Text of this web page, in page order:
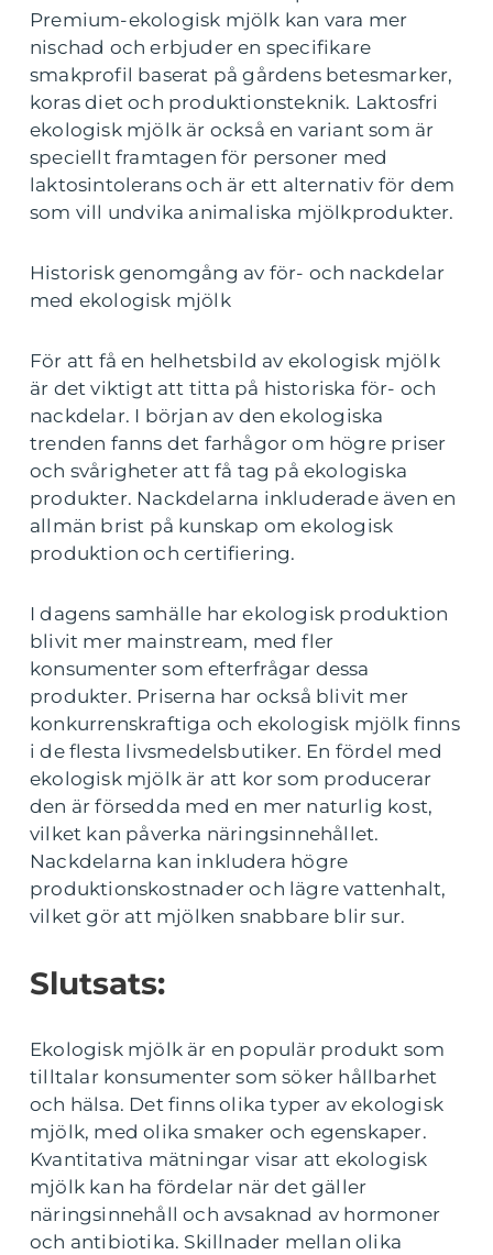
Premium-ekologisk mjölk kan vara mer
nischad och erbjuder en specifikare
smakprofil baserat på gårdens betesmarker,
koras diet och produktionsteknik. Laktosfri
ekologisk mjölk är också en variant som är
speciellt framtagen för personer med
laktosintolerans och är ett alternativ för dem
som vill undvika animaliska mjölkprodukter.
Historisk genomgång av för- och nackdelar
med ekologisk mjölk
För att få en helhetsbild av ekologisk mjölk
är det viktigt att titta på historiska för- och
nackdelar. I början av den ekologiska
trenden fanns det farhågor om högre priser
och svårigheter att få tag på ekologiska
produkter. Nackdelarna inkluderade även en
allmän brist på kunskap om ekologisk
produktion och certifiering.
I dagens samhälle har ekologisk produktion
blivit mer mainstream, med fler
konsumenter som efterfrågar dessa
produkter. Priserna har också blivit mer
konkurrenskraftiga och ekologisk mjölk finns
i de flesta livsmedelsbutiker. En fördel med
ekologisk mjölk är att kor som producerar
den är försedda med en mer naturlig kost,
vilket kan påverka näringsinnehållet.
Nackdelarna kan inkludera högre
produktionskostnader och lägre vattenhalt,
vilket gör att mjölken snabbare blir sur.
Slutsats:
Ekologisk mjölk är en populär produkt som
tilltalar konsumenter som söker hållbarhet
och hälsa. Det finns olika typer av ekologisk
mjölk, med olika smaker och egenskaper.
Kvantitativa mätningar visar att ekologisk
mjölk kan ha fördelar när det gäller
näringsinnehåll och avsaknad av hormoner
och antibiotika. Skillnader mellan olika